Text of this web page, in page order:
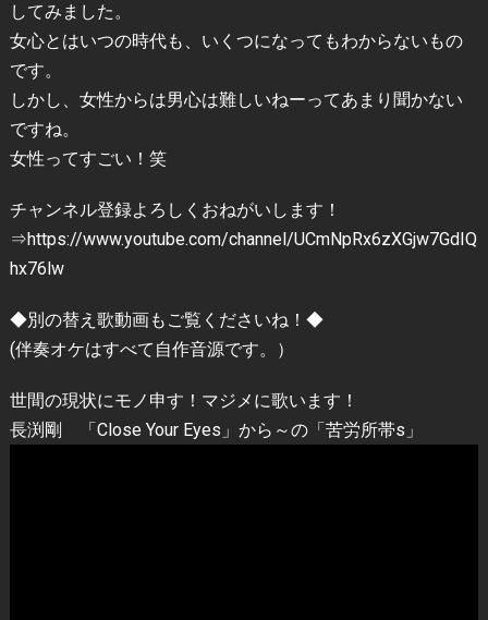
してみました。
女心とはいつの時代も、いくつになってもわからないもの
です。
しかし、女性からは男心は難しいねーってあまり聞かない
ですね。
女性ってすごい！笑
チャンネル登録よろしくおねがいします！
⇒https://www.youtube.com/channel/UCmNpRx6zXGjw7GdIQ
hx76lw
◆別の替え歌動画もご覧くださいね！◆
(伴奏オケはすべて自作音源です。）
世間の現状にモノ申す！マジメに歌います！
長渕剛 「Close Your Eyes」から～の「苦労所帯s」